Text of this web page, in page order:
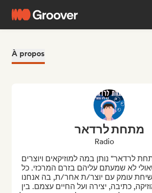
À propos
מתחת לרדאר
Radio